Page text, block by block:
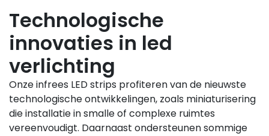
Technologische
innovaties in led
verlichting
Onze infrees LED strips profiteren van de nieuwste
technologische ontwikkelingen, zoals miniaturisering
die installatie in smalle of complexe ruimtes
vereenvoudigt. Daarnaast ondersteunen sommige